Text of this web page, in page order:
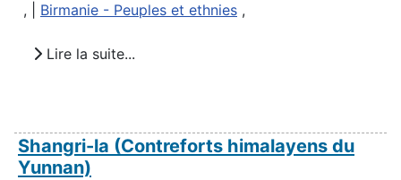
, | Birmanie - Peuples et ethnies ,
Lire la suite...
Shangri-la (Contreforts himalayens du
Yunnan)